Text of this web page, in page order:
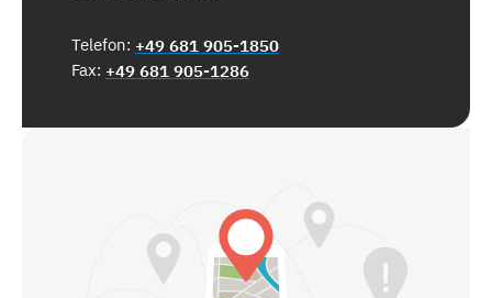
Telefon: +49 681 905-1850
Fax: +49 681 905-1286